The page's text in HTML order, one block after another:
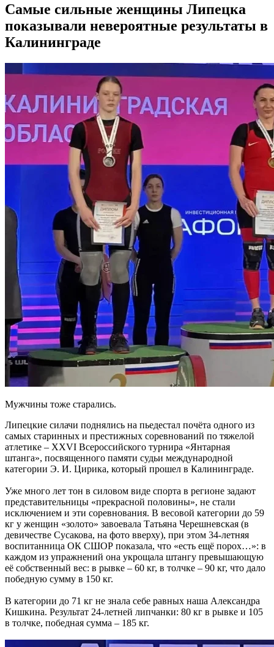
Самые сильные женщины Липецка
показывали невероятные результаты в
Калининграде
Мужчины тоже старались.
Липецкие силачи поднялись на пьедестал почёта одного из
самых старинных и престижных соревнований по тяжелой
атлетике – XXVI Всероссийского турнира «Янтарная
штанга», посвященного памяти судьи международной
категории Э. И. Цирика, который прошел в Калининграде.
Уже много лет тон в силовом виде спорта в регионе задают
представительницы «прекрасной половины», не стали
исключением и эти соревнования. В весовой категории до 59
кг у женщин «золото» завоевала Татьяна Черешневская (в
девичестве Сусакова, на фото вверху), при этом 34-летняя
воспитанница ОК СШОР показала, что «есть ещё порох…»: в
каждом из упражнений она укрощала штангу превышающую
её собственный вес: в рывке – 60 кг, в толчке – 90 кг, что дало
победную сумму в 150 кг.
В категории до 71 кг не знала себе равных наша Александра
Кишкина. Результат 24-летней липчанки: 80 кг в рывке и 105
в толчке, победная сумма – 185 кг.